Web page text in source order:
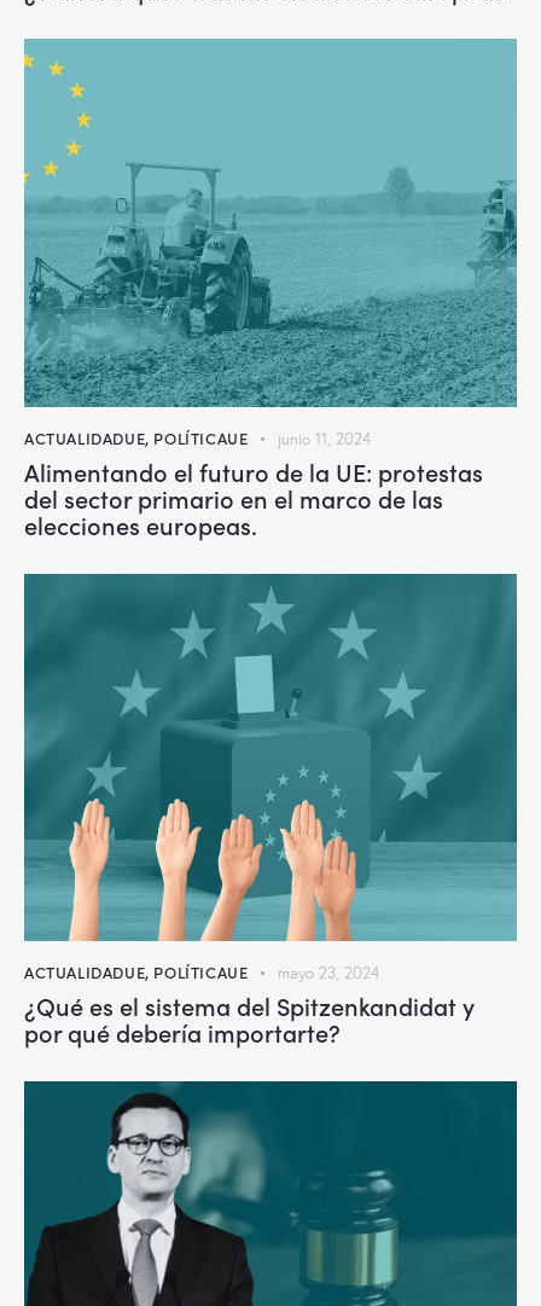
ACTUALIDADUE, POLÍTICAUE junio 11, 2024
Alimentando el futuro de la UE: protestas
del sector primario en el marco de las
elecciones europeas.
ACTUALIDADUE, POLÍTICAUE mayo 23, 2024
¿Qué es el sistema del Spitzenkandidat y
por qué debería importarte?